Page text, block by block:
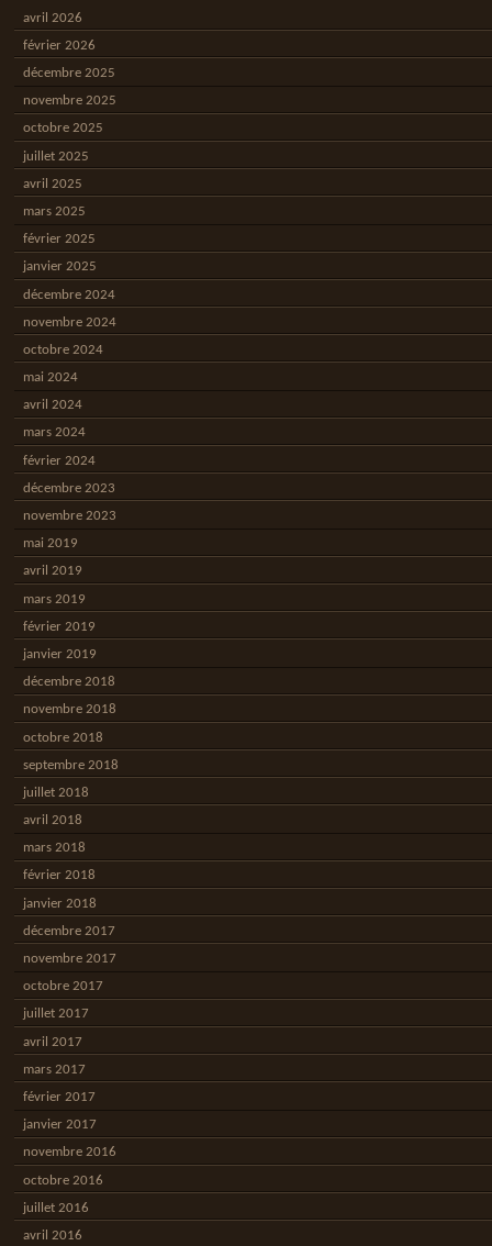
avril 2026
février 2026
décembre 2025
novembre 2025
octobre 2025
juillet 2025
avril 2025
mars 2025
février 2025
janvier 2025
décembre 2024
novembre 2024
octobre 2024
mai 2024
avril 2024
mars 2024
février 2024
décembre 2023
novembre 2023
mai 2019
avril 2019
mars 2019
février 2019
janvier 2019
décembre 2018
novembre 2018
octobre 2018
septembre 2018
juillet 2018
avril 2018
mars 2018
février 2018
janvier 2018
décembre 2017
novembre 2017
octobre 2017
juillet 2017
avril 2017
mars 2017
février 2017
janvier 2017
novembre 2016
octobre 2016
juillet 2016
avril 2016